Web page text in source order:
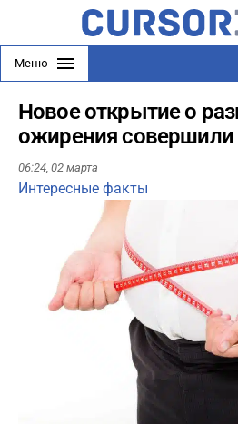
Меню
Новое открытие о
ожирения совершили
06:24, 02 марта
Интересные факты